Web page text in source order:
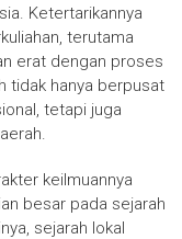
Ketertarikannya
terutama
erat dengan proses
tidak hanya berpusat
tetapi juga
keilmuannya
besar pada sejarah
sejarah lokal